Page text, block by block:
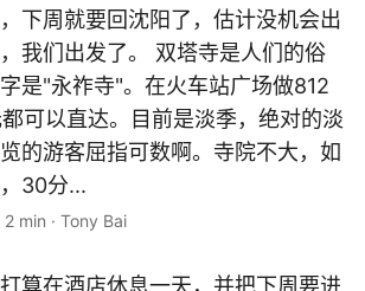
下周就要回沈阳了，估计没机会出
我们出发了。 双塔寺是人们的俗
是"永祚寺"。在火车站广场做812
可以直达。目前是淡季，绝对的淡
的游客屈指可数啊。寺院不大，如
30分...
2 min · Tony Bai
算在酒店休息一天，并把下周要进